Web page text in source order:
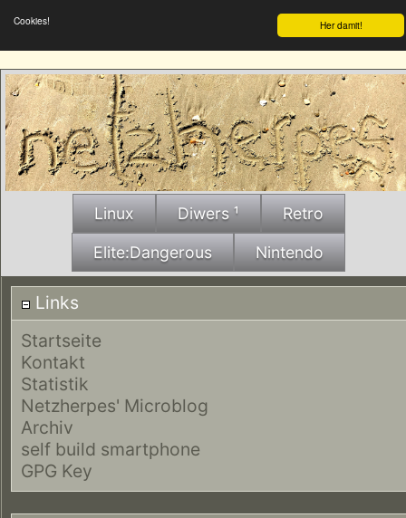
Her damit!
Cookies!
Linux Diwers ¹ Retro
Elite:Dangerous Nintendo
Links
Startseite
Kontakt
Statistik
Netzherpes' Microblog
Archiv
self build smartphone
GPG Key